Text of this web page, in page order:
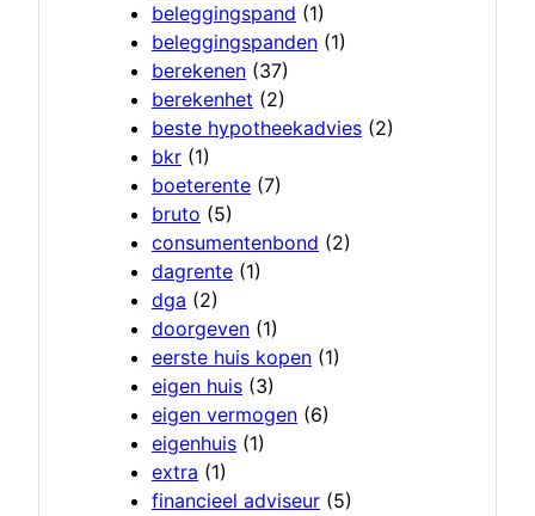
beleggingspand (1)
beleggingspanden (1)
berekenen (37)
berekenhet (2)
beste hypotheekadvies (2)
bkr (1)
boeterente (7)
bruto (5)
consumentenbond (2)
dagrente (1)
dga (2)
doorgeven (1)
eerste huis kopen (1)
eigen huis (3)
eigen vermogen (6)
eigenhuis (1)
extra (1)
financieel adviseur (5)